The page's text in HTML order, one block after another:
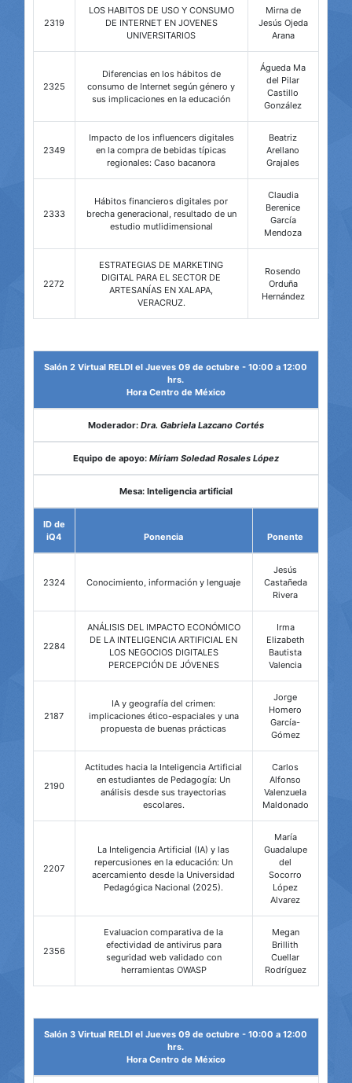
2319
LOS HABITOS DE USO Y CONSUMO
DE INTERNET EN JOVENES
UNIVERSITARIOS
Mirna de
Jesús Ojeda
Arana
2325
Diferencias en los hábitos de
consumo de Internet según género y
sus implicaciones en la educación
Águeda Ma
del Pilar
Castillo
González
2349
Impacto de los influencers digitales
en la compra de bebidas típicas
regionales: Caso bacanora
Beatriz
Arellano
Grajales
2333
Hábitos financieros digitales por
brecha generacional, resultado de un
estudio mutlidimensional
Claudia
Berenice
García
Mendoza
2272
ESTRATEGIAS DE MARKETING
DIGITAL PARA EL SECTOR DE
ARTESANÍAS EN XALAPA,
VERACRUZ.
Rosendo
Orduña
Hernández
Salón 2 Virtual RELDI el Jueves 09 de octubre - 10:00 a 12:00
hrs.
Hora Centro de México
Moderador: Dra. Gabriela Lazcano Cortés
Equipo de apoyo: Míriam Soledad Rosales López
Mesa: Inteligencia artificial
ID de
iQ4
Ponencia Ponente
2324 Conocimiento, información y lenguaje
Jesús
Castañeda
Rivera
2284
ANÁLISIS DEL IMPACTO ECONÓMICO
DE LA INTELIGENCIA ARTIFICIAL EN
LOS NEGOCIOS DIGITALES
PERCEPCIÓN DE JÓVENES
Irma
Elizabeth
Bautista
Valencia
2187
IA y geografía del crimen:
implicaciones ético-espaciales y una
propuesta de buenas prácticas
Jorge
Homero
García-
Gómez
2190
Actitudes hacia la Inteligencia Artificial
en estudiantes de Pedagogía: Un
análisis desde sus trayectorias
escolares.
Carlos
Alfonso
Valenzuela
Maldonado
2207
La Inteligencia Artificial (IA) y las
repercusiones en la educación: Un
acercamiento desde la Universidad
Pedagógica Nacional (2025).
María
Guadalupe
del
Socorro
López
Alvarez
2356
Evaluacion comparativa de la
efectividad de antivirus para
seguridad web validado con
herramientas OWASP
Megan
Brillith
Cuellar
Rodríguez
Salón 3 Virtual RELDI el Jueves 09 de octubre - 10:00 a 12:00
hrs.
Hora Centro de México